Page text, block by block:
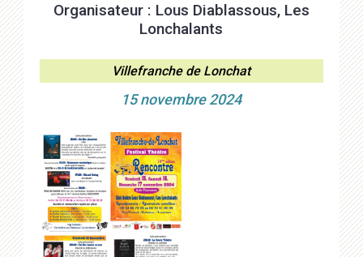
Organisateur : Lous Diablassous, Les
Lonchalants
Villefranche de Lonchat
15 novembre 2024